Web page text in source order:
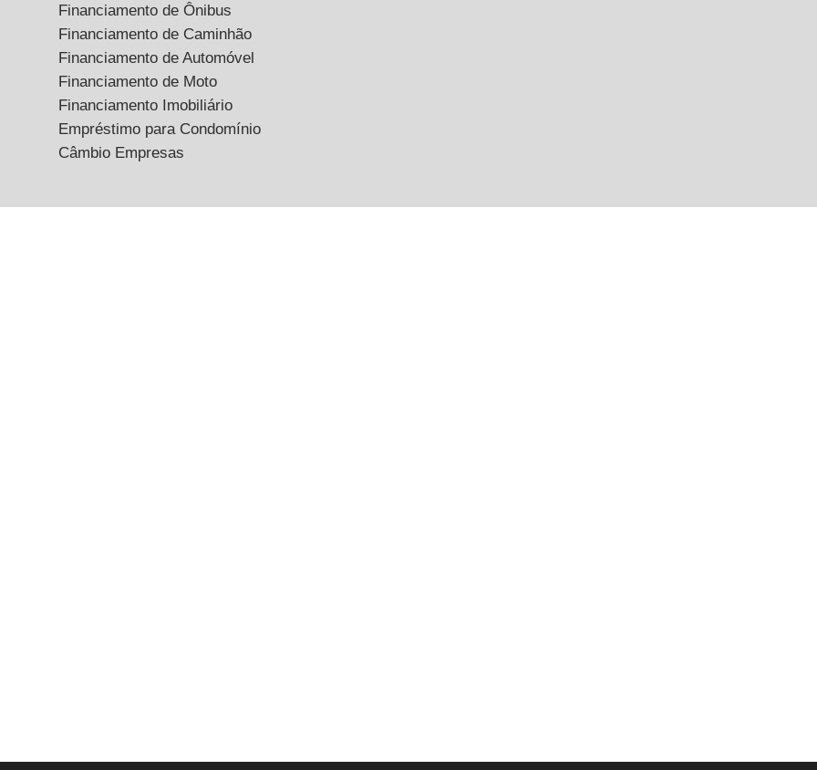
Financiamento de Ônibus
Financiamento de Caminhão
Financiamento de Automóvel
Financiamento de Moto
Financiamento Imobiliário
Empréstimo para Condomínio
Câmbio Empresas